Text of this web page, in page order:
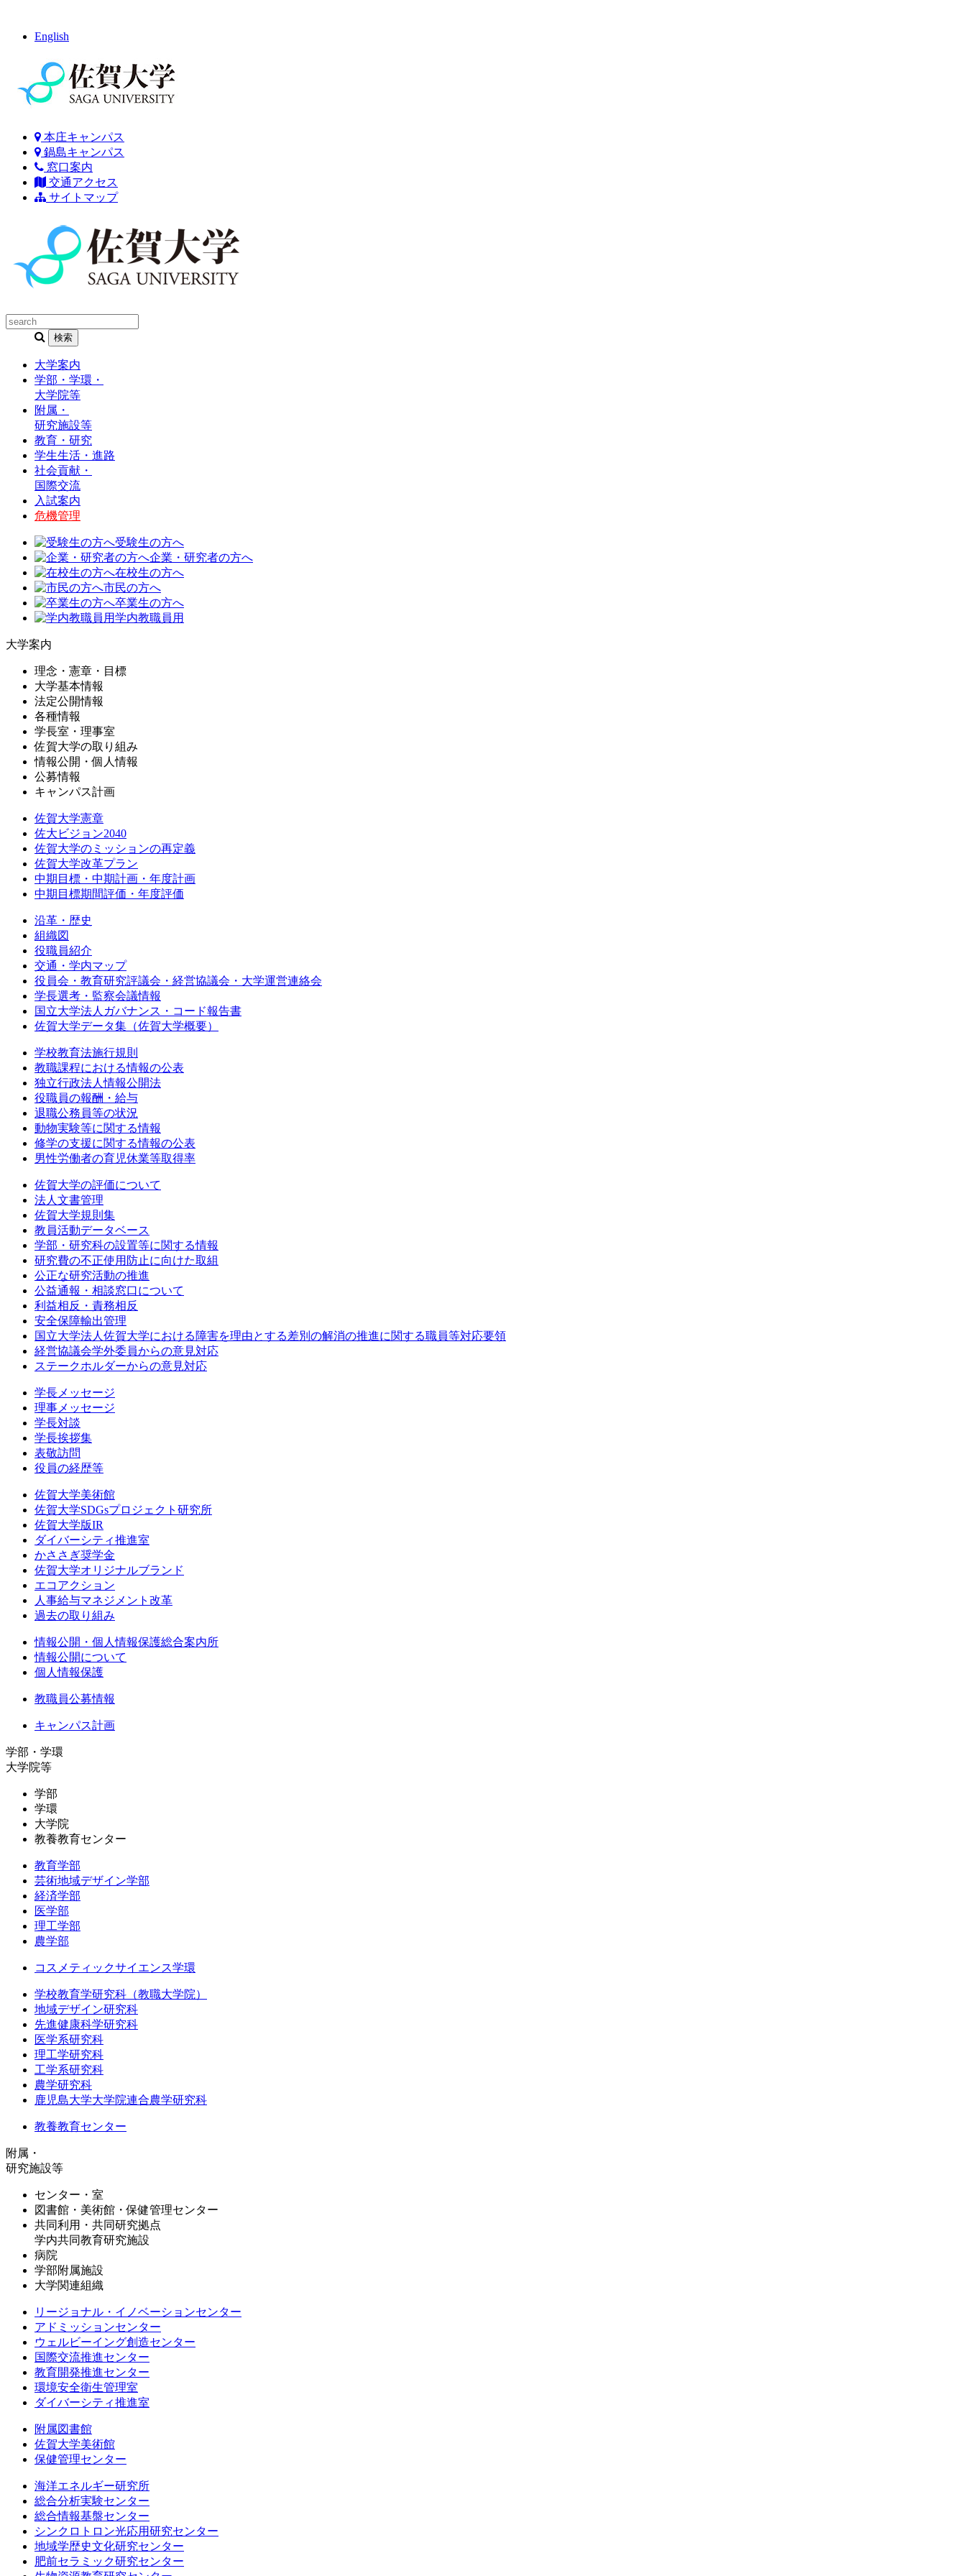
English
本庄キャンパス
鍋島キャンパス
窓口案内
交通アクセス
サイトマップ
大学案内
学部・学環・
大学院等
附属・
研究施設等
教育・研究
学生生活・進路
社会貢献・
国際交流
入試案内
危機管理
受験生の方へ
企業・研究者の方へ
在校生の方へ
市民の方へ
卒業生の方へ
学内教職員用
大学案内
理念・憲章・目標
大学基本情報
法定公開情報
各種情報
学長室・理事室
佐賀大学の取り組み
情報公開・個人情報
公募情報
キャンパス計画
佐賀大学憲章
佐大ビジョン2040
佐賀大学のミッションの再定義
佐賀大学改革プラン
中期目標・中期計画・年度計画
中期目標期間評価・年度評価
沿革・歴史
組織図
役職員紹介
交通・学内マップ
役員会・教育研究評議会・経営協議会・大学運営連絡会
学長選考・監察会議情報
国立大学法人ガバナンス・コード報告書
佐賀大学データ集（佐賀大学概要）
学校教育法施行規則
教職課程における情報の公表
独立行政法人情報公開法
役職員の報酬・給与
退職公務員等の状況
動物実験等に関する情報
修学の支援に関する情報の公表
男性労働者の育児休業等取得率
佐賀大学の評価について
法人文書管理
佐賀大学規則集
教員活動データベース
学部・研究科の設置等に関する情報
研究費の不正使用防止に向けた取組
公正な研究活動の推進
公益通報・相談窓口について
利益相反・責務相反
安全保障輸出管理
国立大学法人佐賀大学における障害を理由とする差別の解消の推進に関する職員等対応要領
経営協議会学外委員からの意見対応
ステークホルダーからの意見対応
学長メッセージ
理事メッセージ
学長対談
学長挨拶集
表敬訪問
役員の経歴等
佐賀大学美術館
佐賀大学SDGsプロジェクト研究所
佐賀大学版IR
ダイバーシティ推進室
かささぎ奨学金
佐賀大学オリジナルブランド
エコアクション
人事給与マネジメント改革
過去の取り組み
情報公開・個人情報保護総合案内所
情報公開について
個人情報保護
教職員公募情報
キャンパス計画
学部・学環
大学院等
学部
学環
大学院
教養教育センター
教育学部
芸術地域デザイン学部
経済学部
医学部
理工学部
農学部
コスメティックサイエンス学環
学校教育学研究科（教職大学院）
地域デザイン研究科
先進健康科学研究科
医学系研究科
理工学研究科
工学系研究科
農学研究科
鹿児島大学大学院連合農学研究科
教養教育センター
附属・
研究施設等
センター・室
図書館・美術館・保健管理センター
共同利用・共同研究拠点
学内共同教育研究施設
病院
学部附属施設
大学関連組織
リージョナル・イノベーションセンター
アドミッションセンター
ウェルビーイング創造センター
国際交流推進センター
教育開発推進センター
環境安全衛生管理室
ダイバーシティ推進室
附属図書館
佐賀大学美術館
保健管理センター
海洋エネルギー研究所
総合分析実験センター
総合情報基盤センター
シンクロトロン光応用研究センター
地域学歴史文化研究センター
肥前セラミック研究センター